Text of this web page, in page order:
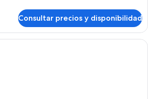
Consultar precios y disponibilidad